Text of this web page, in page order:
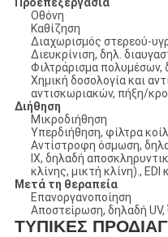
Προεπεξεργασία
Οθόνη
Καθίζηση
Διαχωρισμός στερεού-
Διευκρίνιση, δηλ.
Φιλτράρισμα πολυμέσων,
Χημική δοσολογία και
αντισκωριακών, πήξη/
Διήθηση
Μικροδιήθηση
Υπερδιήθηση, φίλτρα
Αντίστροφη όσμωση,
IX, δηλαδή
κλίνης, μικτή κλίνη)., EDI
Μετά τη θεραπεία
Επανοργανοποίηση
Αποστείρωση, δηλαδή
ΤΥΠΙΚΕΣ